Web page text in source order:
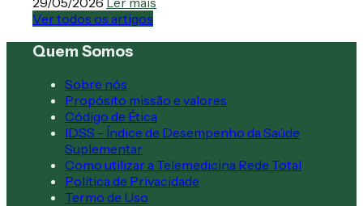
Ver todos os artigos
Quem Somos
Sobre nós
Propósito missão e valores
Código de Ética
IDSS - Índice de Desempenho da Saúde
Suplementar
Como utilizar a Telemedicina Rede Total
Política de Privacidade
Termo de Uso